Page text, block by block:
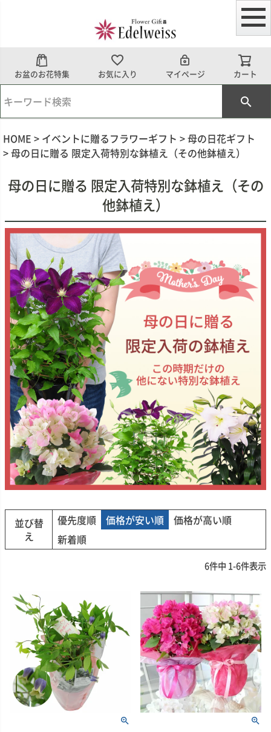
お盆のお花特集 お気に入り マイページ カート
HOME イベントに贈るフラワーギフト
母の日花ギフト
母の日に贈る 限定入荷特別な鉢植え（その他鉢植え）
母の日に贈る 限定入荷特別な鉢植え（その
他鉢植え）
並び替
え
優先度順 価格が安い順
価格が高い順
新着順
6件中 1-6件表示